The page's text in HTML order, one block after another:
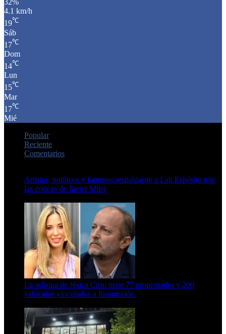
32%
4.1 km/h
19℃
Sáb
17℃
Dom
14℃
Lun
15℃
Mar
17℃
Mié
Popular
Reciente
Comentarios
Artistas, políticos y famosos respaldaron a Lali Espósito tras
las críticas de Javier Milei
La sobrina de Jésica Cirio tiene 77 propiedades y 200
vehículos vinculados a Insaurralde.